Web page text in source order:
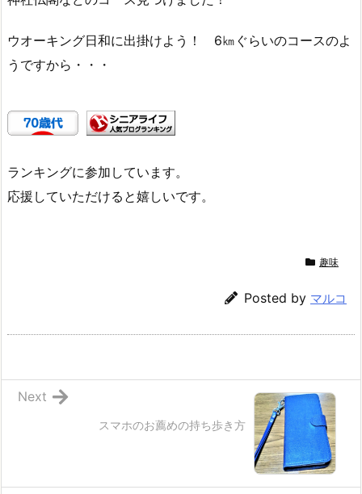
ウオーキング日和に出掛けよう！ 6㎞ぐらいのコースのよ
うですから・・・
ランキングに参加しています。
応援していただけると嬉しいです。
趣味
Posted by マルコ
スマホのお薦めの持ち歩き方
Next